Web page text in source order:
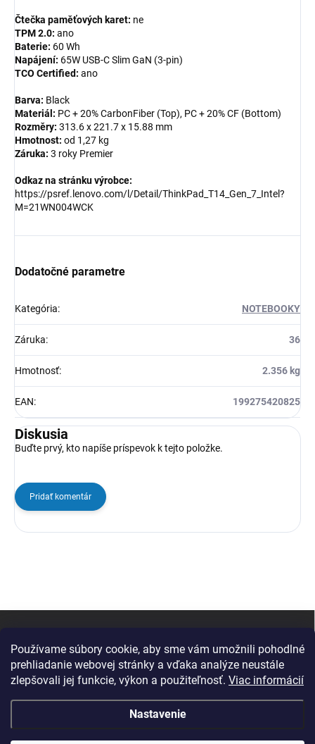
Používame súbory cookie, aby sme vám umožnili pohodlné
prehliadanie webovej stránky a vďaka analýze neustále
zlepšovali jej funkcie, výkon a použiteľnosť. Viac informácií
Nastavenie
Čtečka paměťových karet: ne
TPM 2.0: ano
Baterie: 60 Wh
Napájení: 65W USB-C Slim GaN (3-pin)
TCO Certified: ano
Barva: Black
Materiál: PC + 20% CarbonFiber (Top), PC + 20% CF (Bottom)
Rozměry: 313.6 x 221.7 x 15.88 mm
Hmotnost: od 1,27 kg
Záruka: 3 roky Premier
Odkaz na stránku výrobce:
https://psref.lenovo.com/l/Detail/ThinkPad_T14_Gen_7_Intel?
M=21WN004WCK
Dodatočné parametre
Kategória: NOTEBOOKY
Záruka: 36
Hmotnosť: 2.356 kg
EAN: 199275420825
Diskusia
Buďte prvý, kto napíše príspevok k tejto položke.
Pridať komentár